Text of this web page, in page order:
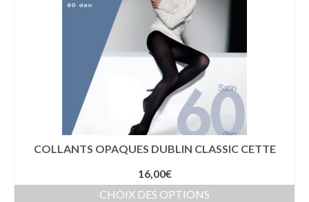
BLOUSON – VESTE
PANTALON
CHEMISE
POLO
SWEAT
T-SHIRT
IDEES CADEAUX
COLLANTS OPAQUES DUBLIN CLASSIC CETTE
16,00€
CHOIX DES OPTIONS